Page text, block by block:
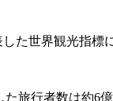
た世界観光指標
旅行者数は約6